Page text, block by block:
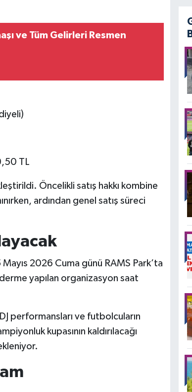
ve Tüm Gelirleri Resmen
TL
Öncelikli satış hakkı kombine
ardından genel satış süreci
2026 Cuma günü RAMS Park’ta
yapılan organizasyon saat
performansları ve futbolcuların
kupasının kaldırılacağı